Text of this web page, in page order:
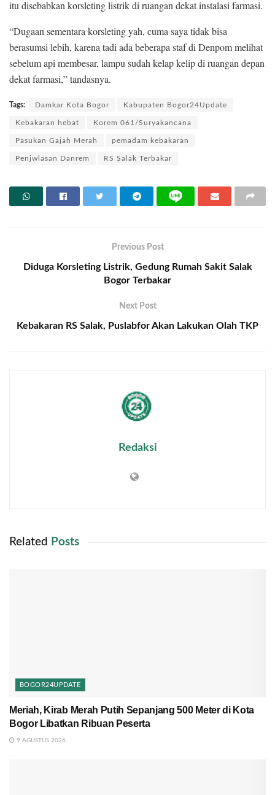
itu disebabkan korsleting listrik di ruangan dekat instalasi farmasi.
“Dugaan sementara korsleting yah, cuma saya tidak bisa
berasumsi lebih, karena tadi ada beberapa staf di Denpom melihat
sebelum api membesar, lampu sudah kelap kelip di ruangan depan
dekat farmasi,” tandasnya.
Tags: Damkar Kota Bogor Kabupaten Bogor24Update
Kebakaran hebat Korem 061/Suryakancana
Pasukan Gajah Merah pemadam kebakaran
Penjwlasan Danrem RS Salak Terbakar
Previous Post
Diduga Korsleting Listrik, Gedung Rumah Sakit Salak
Bogor Terbakar
Next Post
Kebakaran RS Salak, Puslabfor Akan Lakukan Olah TKP
Redaksi
Related Posts
BOGOR24UPDATE
Meriah, Kirab Merah Putih Sepanjang 500 Meter di Kota
Bogor Libatkan Ribuan Peserta
9 AGUSTUS 2026